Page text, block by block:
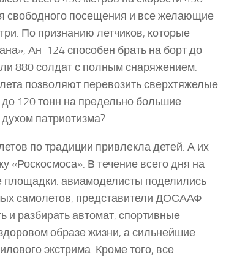
свободного посещения и все желающие
По признанию летчиков, которые
Ан-124 способен брать на борт до
880 солдат с полным снаряжением.
позволяют перевозить сверхтяжелые
120 тонн на предельно большие
патриотизма?
по традиции привлекла детей. А их
«Роскосмоса». В течение всего дня на
площадки: авиамоделисты поделились
самолетов, представители ДОСААФ
и разбирать автомат, спортивные
образе жизни, а сильнейшие
экстрима. Кроме того, все